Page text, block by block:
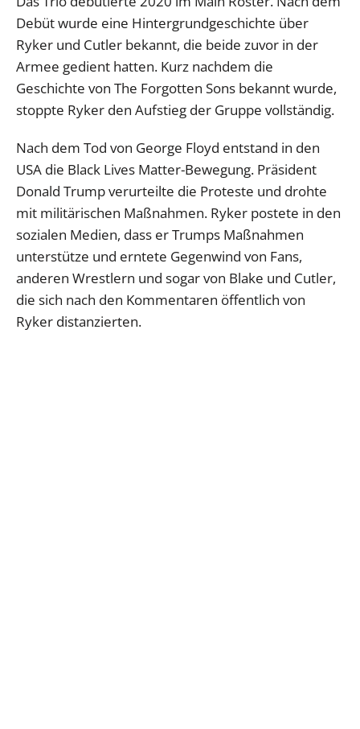
Debüt wurde eine Hintergrundgeschichte über
Ryker und Cutler bekannt, die beide zuvor in der
Armee gedient hatten. Kurz nachdem die
Geschichte von The Forgotten Sons bekannt wurde,
stoppte Ryker den Aufstieg der Gruppe vollständig.
Nach dem Tod von George Floyd entstand in den
USA die Black Lives Matter-Bewegung. Präsident
Donald Trump verurteilte die Proteste und drohte
mit militärischen Maßnahmen. Ryker postete in den
sozialen Medien, dass er Trumps Maßnahmen
unterstütze und erntete Gegenwind von Fans,
anderen Wrestlern und sogar von Blake und Cutler,
die sich nach den Kommentaren öffentlich von
Ryker distanzierten.